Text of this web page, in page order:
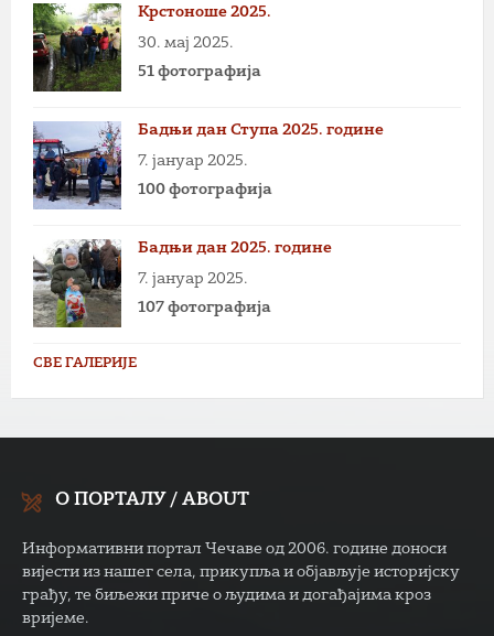
Крстоноше 2025.
30. мај 2025.
51 фотографија
Бадњи дан Ступа 2025. године
7. јануар 2025.
100 фотографија
Бадњи дан 2025. године
7. јануар 2025.
107 фотографија
СВЕ ГАЛЕРИЈЕ
О ПОРТАЛУ / ABOUT
Информативни портал Чечаве од 2006. године доноси
вијести из нашег села, прикупља и објављује историјску
грађу, те биљежи приче о људима и догађајима кроз
вријеме.